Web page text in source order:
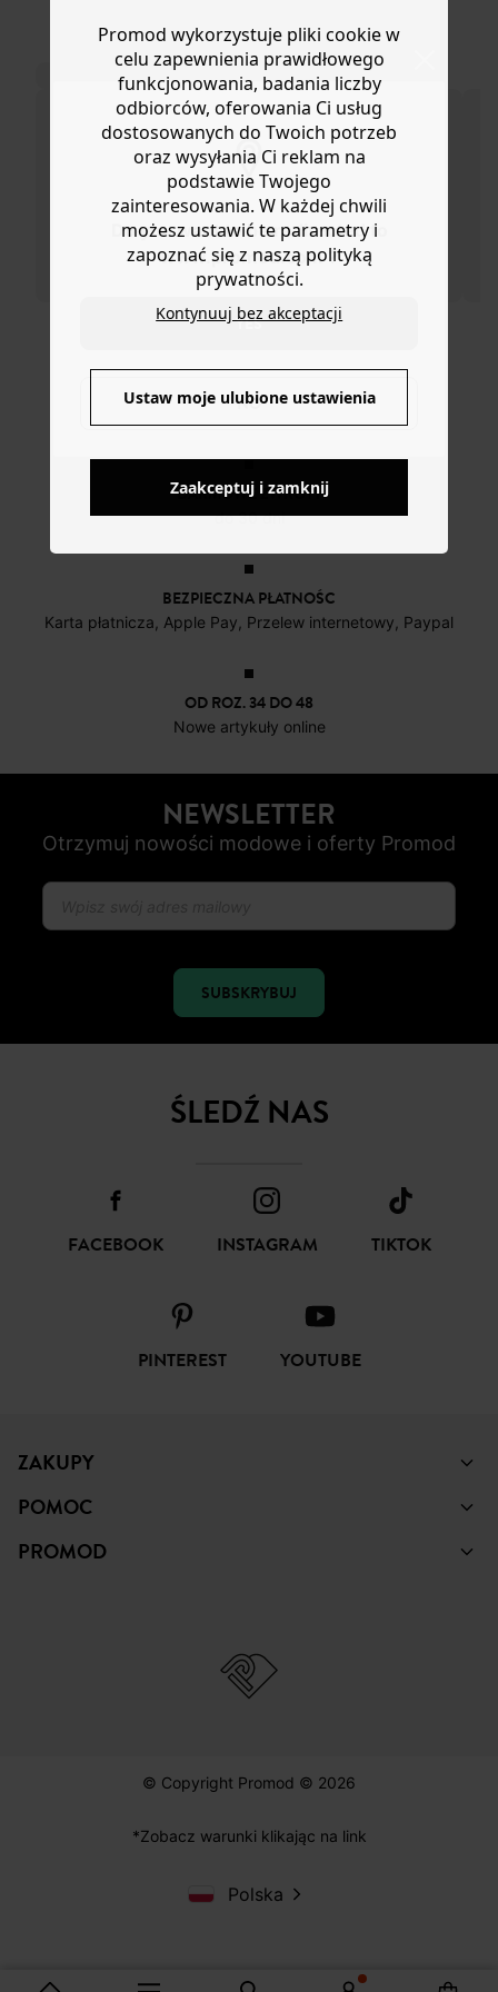
Do you want to be redirected to
www.promod.com ?
YES
NO
lub wymianę.
jersey. Prosty krój. Krótkie rękawy. Prosty dół. Ta
damska koszulka zawiera bawełnę z upraw
ekologicznych, uprawianą bez pestycydów, nawozów
chemicznych i GMO w celu zachowania
bioróżnorodności.
DOSTAWA DO PACZKOMATÓW
4 do 6 dni roboczych
DARMOWE ZWROTY
do 30 dni
BEZPIECZNA PŁATNOŚC
Karta płatnicza, Apple Pay, Przelew internetowy, Paypal
OD ROZ. 34 DO 48
Nowe artykuły online
NEWSLETTER
Otrzymuj nowości modowe i oferty Promod
SUBSKRYBUJ
ŚLEDŹ NAS
FACEBOOK INSTAGRAM TIKTOK
PINTEREST YOUTUBE
ZAKUPY
POMOC
PROMOD
© Copyright Promod © 2026
*Zobacz warunki klikając na link
Polska
Promod wykorzystuje pliki cookie w
celu zapewnienia prawidłowego
funkcjonowania, badania liczby
odbiorców, oferowania Ci usług
dostosowanych do Twoich potrzeb
oraz wysyłania Ci reklam na
podstawie Twojego
zainteresowania. W każdej chwili
możesz ustawić te parametry i
zapoznać się z naszą polityką
prywatności.
Kontynuuj bez akceptacji
Ustaw moje ulubione ustawienia
Zaakceptuj i zamknij